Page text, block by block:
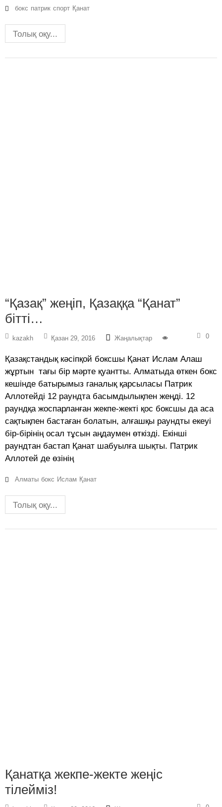
бокс патрик спорт Қанат
Толық оқу...
“Қазақ” жеңіп, Қазаққа “Қанат”
бітті…
kazakh Қазан 29, 2016 Жаңалықтар 0
Қазақстандық кәсіпқой боксшы Қанат Ислам Алаш
жұртын тағы бір мәрте қуантты. Алматыда өткен бокс
кешінде батырымыз ганалық қарсыласы Патрик
Аллотейді 12 раундта басымдылықпен жеңді. 12
раундқа жоспарланған жекпе-жекті қос боксшы да аса
сақтықпен бастаған болатын, алғашқы раундты екеуі
бір-бірінің осал тұсын аңдаумен өткізді. Екінші
раундтан бастап Қанат шабуылға шықты. Патрик
Аллотей де өзінің
Алматы бокс Ислам Қанат
Толық оқу...
Қанатқа жекпе-жекте жеңіс
тілейміз!